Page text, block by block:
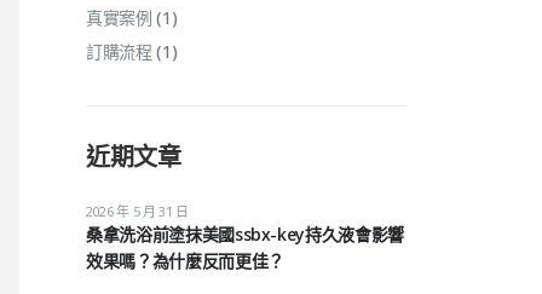
真實案例 (1)
訂購流程 (1)
近期文章
桑拿洗浴前塗抹美國ssbx-key持久液會影響
效果嗎？為什麼反而更佳？
2026 年 5 月 31 日